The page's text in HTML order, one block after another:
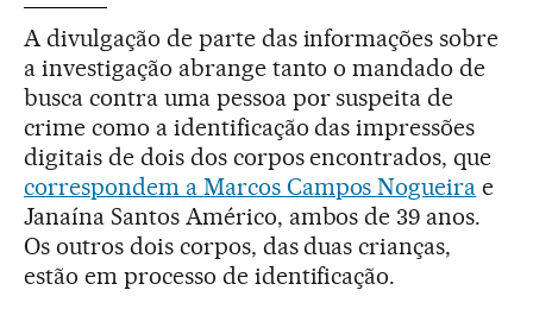
A divulgação de parte das informações sobre
a investigação abrange tanto o mandado de
busca contra uma pessoa por suspeita de
crime como a identificação das impressões
digitais de dois dos corpos encontrados, que
correspondem a Marcos Campos Nogueira e
Janaína Santos Américo, ambos de 39 anos.
Os outros dois corpos, das duas crianças,
estão em processo de identificação.